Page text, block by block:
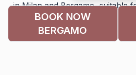
in Milan and Bergamo, suitable
ideal for business trips or for
BOOK NOW
BERGAMO